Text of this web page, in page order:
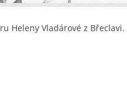
Heleny Vladárové z